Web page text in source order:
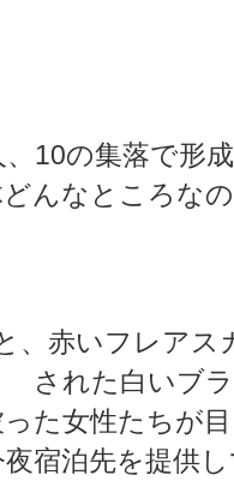
、10の集落で形
どんなところな
、赤いフレア
された白いブ
た女性たちが
宿泊先を提供